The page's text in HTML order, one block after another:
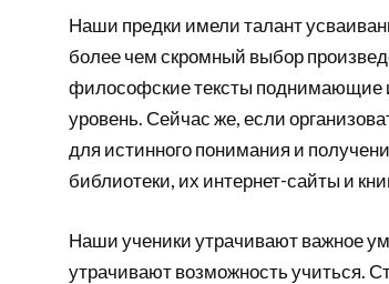
Наши предки имели талант
более чем скромный выбор
философские тексты поднимающие
уровень. Сейчас же, если
для истинного понимания и
библиотеки, их интернет-сайты и
Наши ученики утрачивают важное
утрачивают возможность учиться.